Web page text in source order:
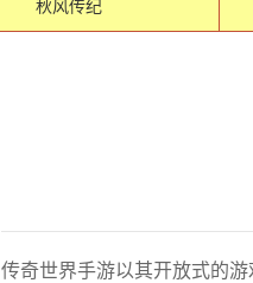
秋风传纪
传奇世界手游以其开放式的